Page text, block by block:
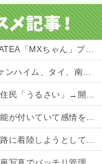
ラモデル【駿河屋 予約開始】
カ、アルゼンチン、ルワンダ
るさい」→開催場所半減
解しちゃう模様wwwwwww 他
ようとして墜落www 他